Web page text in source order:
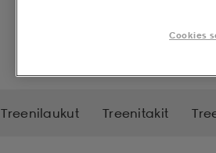
Treenilaukut Treenitakit
Cookies